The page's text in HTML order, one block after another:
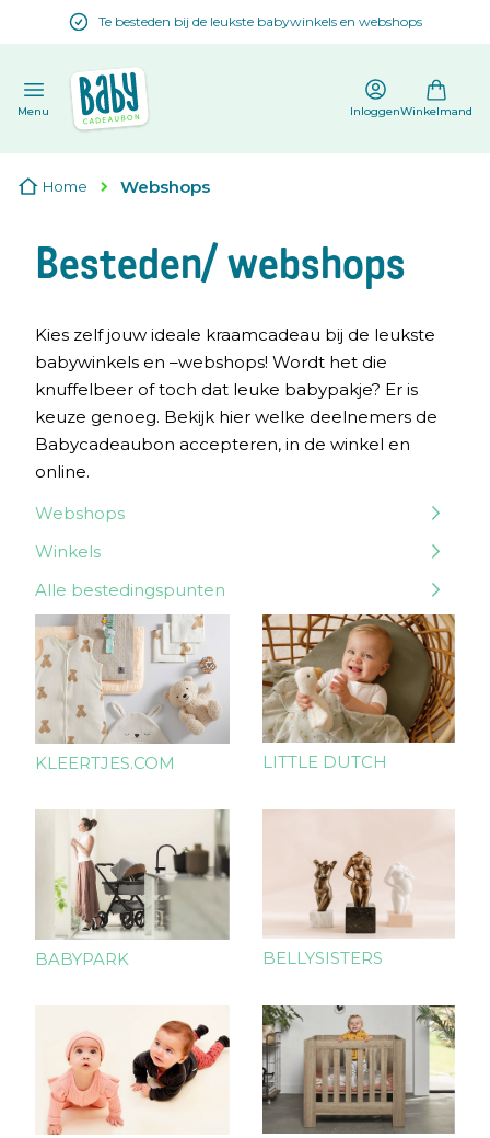
Te besteden bij de leukste babywinkels en webshops
Menu InloggenWinkelmand
Home Webshops
Besteden/ webshops
Kies zelf jouw ideale kraamcadeau bij de leukste
babywinkels en –webshops! Wordt het die
knuffelbeer of toch dat leuke babypakje? Er is
keuze genoeg. Bekijk hier welke deelnemers de
Babycadeaubon accepteren, in de winkel en
online.
Webshops
Winkels
Alle bestedingspunten
KLEERTJES.COM LITTLE DUTCH
BABYPARK BELLYSISTERS